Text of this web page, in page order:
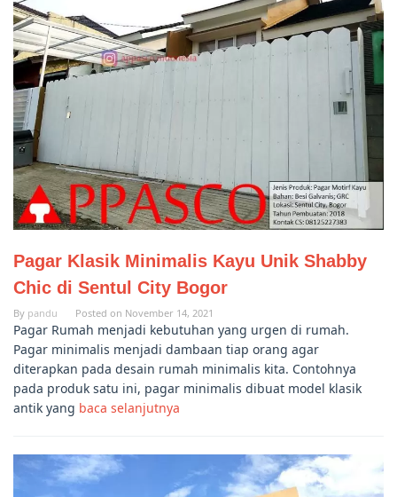
Pagar Klasik Minimalis Kayu Unik Shabby
Chic di Sentul City Bogor
By pandu Posted on November 14, 2021
Pagar Rumah menjadi kebutuhan yang urgen di rumah.
Pagar minimalis menjadi dambaan tiap orang agar
diterapkan pada desain rumah minimalis kita. Contohnya
pada produk satu ini, pagar minimalis dibuat model klasik
antik yang baca selanjutnya